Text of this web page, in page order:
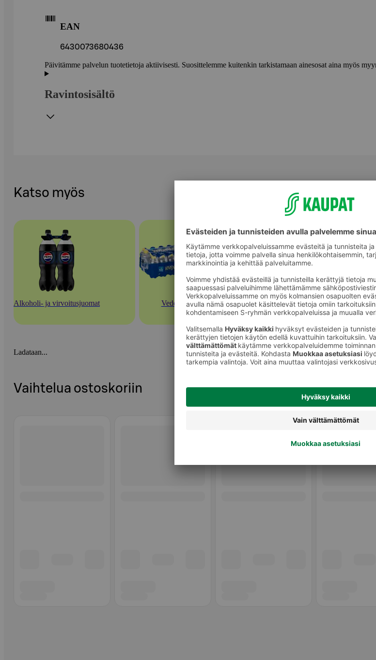
EAN
6430073680436
Päivitämme palvelun tuotetietoja aktiivisesti. Suosittelemme kuitenkin tarkistamaan ainesosat aina myös
Ravintosisältö
Katso myös
Alkoholi- ja virvoitusjuomat Vedet Kivennäisvedet
Ladataan...
Vaihtelua ostoskoriin